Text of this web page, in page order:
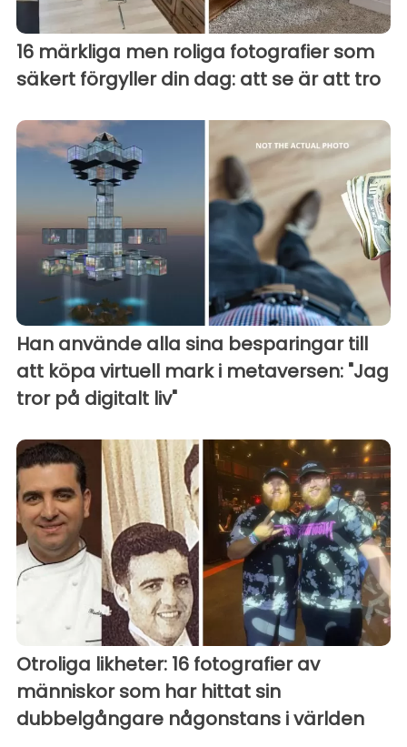
16 märkliga men roliga fotografier som
säkert förgyller din dag: att se är att tro
Han använde alla sina besparingar till
att köpa virtuell mark i metaversen: "Jag
tror på digitalt liv"
Otroliga likheter: 16 fotografier av
människor som har hittat sin
dubbelgångare någonstans i världen